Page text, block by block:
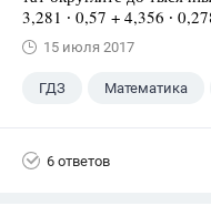
3,281 ∙ 0,57 + 4,356 ∙
15 июля 2017
ГДЗ Математика
6 ответов